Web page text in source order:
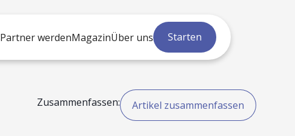
Partner werdenMagazinÜber uns Starten
Zusammenfassen: Artikel zusammenfassen